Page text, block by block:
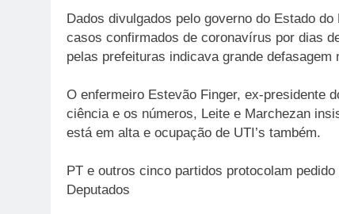
Dados divulgados pelo governo do Estado
casos confirmados de coronavírus por dias
pelas prefeituras indicava grande defasagem
O enfermeiro Estevão Finger, ex-presidente
ciência e os números, Leite e Marchezan
está em alta e ocupação de UTI’s também.
PT e outros cinco partidos protocolam
Deputados